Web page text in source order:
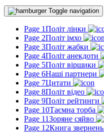
Toggle navigation
Page 1Політ лінки
Page 2Політ імхо
Page 3Політ жабки
Page 4Політ анекдоти
Page 5Політ віршики
Page 6Наші партнери
Page 7Цитати
Page 8Політ відео
Page 9Політ рейтинги
Page 10Таємна торба
Page 11Зоряне сяйво
Page 12Книга звернень